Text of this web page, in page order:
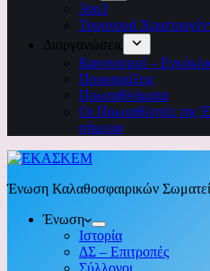
3on3
Τουρνουά
Διοργανώσεις
Κανονισμοί –
Προκηρύξεις
Πρωταθλήματα
Οι Πρωταθλητές της
σήμερα
Ένωση Καλαθοσφαιρικών
Ένωση
Ιστορία
ΔΣ – Επιτροπές
Σύλλογοι